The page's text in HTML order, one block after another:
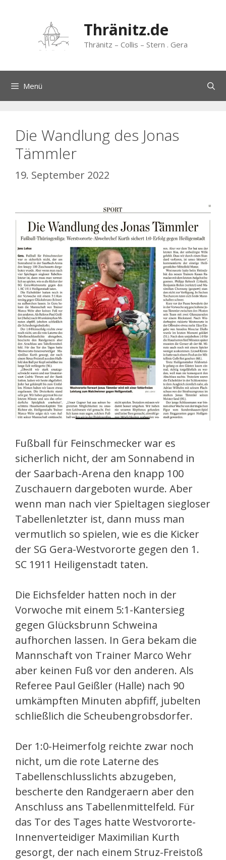
springen
Thränitz.de
Thränitz – Collis – Stern . Gera
Menü
Die Wandlung des Jonas
Tämmler
19. September 2022
Fußball für Feinschmecker war es
sicherlich nicht, der am Sonnabend in
der Saarbach-Arena den knapp 100
Zuschauern dargeboten wurde. Aber
wenn man nach vier Spieltagen siegloser
Tabellenletzter ist, dann muss man
vermutlich so spielen, wie es die Kicker
der SG Gera-Westvororte gegen den 1.
SC 1911 Heiligenstadt taten.
Die Eichsfelder hatten noch in der
Vorwoche mit einem 5:1-Kantersieg
gegen Glücksbrunn Schweina
aufhorchen lassen. In Gera bekam die
Mannschaft von Trainer Marco Wehr
aber keinen Fuß vor den anderen. Als
Referee Paul Geißler (Halle) nach 90
umkämpften Minuten abpfiff, jubelten
schließlich die Scheubengrobsdorfer.
Der 1:0-Heimerfolg reichte zwar noch
nicht, um die rote Laterne des
Tabellenschlusslichts abzugeben,
bescherte den Randgeraern aber den
Anschluss ans Tabellenmittelfeld. Für
das Tor des Tages hatte Westvororte-
Innenverteidiger Maximilian Kurth
gesorgt, der nach einem Struz-Freistoß